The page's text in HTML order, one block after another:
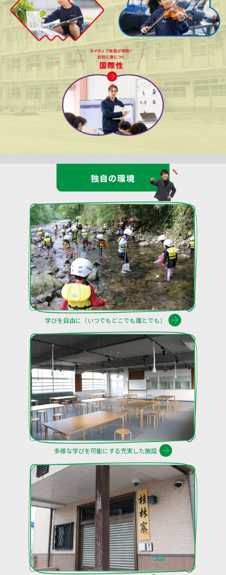
学びを自由に（いつでもどこでも誰とでも）
多様な学びを可能にする充実した施設